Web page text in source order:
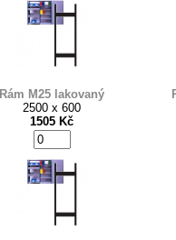
Rám M25 lakovaný
2500 x 600
1505 Kč